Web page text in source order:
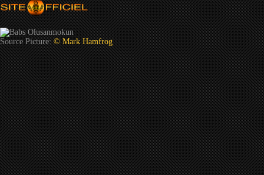
Source Picture:© Mark Hamfrog